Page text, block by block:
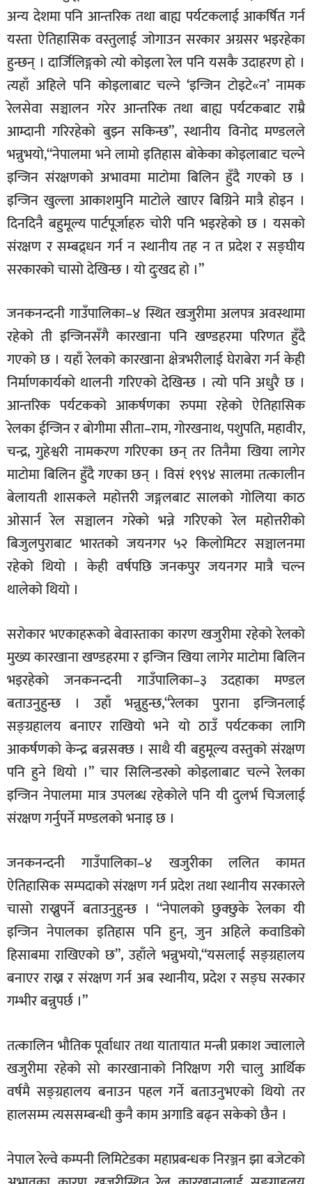
अन्य देशमा पनि आन्तरिक तथा बाह्य पर्यटकलाई आकर्षित गर्न
यस्ता ऐतिहासिक वस्तुलाई जोगाउन सरकार अग्रसर भइरहेका
हुन्छन् । दार्जिलिङ्गको त्यो कोइला रेल पनि यसकै उदाहरण हो ।
त्यहाँ अहिले पनि कोइलाबाट चल्ने ‘इन्जिन टोइटे«न’ नामक
रेलसेवा सञ्चालन गरेर आन्तरिक तथा बाह्य पर्यटकबाट राम्रै
आम्दानी गरिरहेको बुझ्न सकिन्छ”, स्थानीय विनोद मण्डलले
भन्नुभयो,“नेपालमा भने लामो इतिहास बोकेका कोइलाबाट चल्ने
इन्जिन संरक्षणको अभावमा माटोमा बिलिन हुँदै गएको छ ।
इन्जिन खुल्ला आकाशमुनि माटोले खाएर बिग्रिने मात्रै होइन ।
दिनदिनै बहुमूल्य पार्टपूर्जाहरु चोरी पनि भइरहेको छ । यसको
संरक्षण र सम्बद्र्धन गर्न न स्थानीय तह न त प्रदेश र सङ्घीय
सरकारको चासो देखिन्छ । यो दुःखद हो ।”
जनकनन्दनी गाउँपालिका–४ स्थित खजुरीमा अलपत्र अवस्थामा
रहेको ती इन्जिनसँगै कारखाना पनि खण्डहरमा परिणत हुँदै
गएको छ । यहाँ रेलको कारखाना क्षेत्रभरीलाई घेराबेरा गर्न केही
निर्माणकार्यको थालनी गरिएको देखिन्छ । त्यो पनि अधुरै छ ।
आन्तरिक पर्यटकको आकर्षणका रुपमा रहेको ऐतिहासिक
रेलका ईन्जिन र बोगीमा सीता–राम, गोरखनाथ, पशुपति, महावीर,
चन्द्र, गुहेश्वरी नामकरण गरिएका छन् तर तिनैमा खिया लागेर
माटोमा बिलिन हुँदै गएका छन् । विसं १९९४ सालमा तत्कालीन
बेलायती शासकले महोत्तरी जङ्गलबाट सालको गोलिया काठ
ओसार्न रेल सञ्चालन गरेको भन्ने गरिएको रेल महोत्तरीको
बिजुलपुराबाट भारतको जयनगर ५२ किलोमिटर सञ्चालनमा
रहेको थियो । केही वर्षपछि जनकपुर जयनगर मात्रै चल्न
थालेको थियो ।
सरोकार भएकाहरूको बेवास्ताका कारण खजुरीमा रहेको रेलको
मुख्य कारखाना खण्डहरमा र इन्जिन खिया लागेर माटोमा बिलिन
भइरहेको जनकनन्दनी गाउँपालिका–३ उदहाका मण्डल
बताउनुहुन्छ । उहाँ भन्नुहुन्छ,“रेलका पुराना इन्जिनलाई
सङ्ग्रहालय बनाएर राखियो भने यो ठाउँ पर्यटकका लागि
आकर्षणको केन्द्र बन्नसक्छ । साथै यी बहुमूल्य वस्तुको संरक्षण
पनि हुने थियो ।” चार सिलिन्डरको कोइलाबाट चल्ने रेलका
इन्जिन नेपालमा मात्र उपलब्ध रहेकोले पनि यी दुलर्भ चिजलाई
संरक्षण गर्नुपर्ने मण्डलको भनाइ छ ।
जनकनन्दनी गाउँपालिका–४ खजुरीका ललित कामत
ऐतिहासिक सम्पदाको संरक्षण गर्न प्रदेश तथा स्थानीय सरकारले
चासो राख्नुपर्ने बताउनुहुन्छ । “नेपालको छुक्छुके रेलका यी
इन्जिन नेपालका इतिहास पनि हुन्, जुन अहिले कवाडिको
हिसाबमा राखिएको छ”, उहाँले भन्नुभयो,“यसलाई सङ्ग्रहालय
बनाएर राख्न र संरक्षण गर्न अब स्थानीय, प्रदेश र सङ्घ सरकार
गम्भीर बन्नुपर्छ ।”
तत्कालिन भौतिक पूर्वाधार तथा यातायात मन्त्री प्रकाश ज्वालाले
खजुरीमा रहेको सो कारखानाको निरिक्षण गरी चालु आर्थिक
वर्षमै सङ्ग्रहालय बनाउन पहल गर्ने बताउनुभएको थियो तर
हालसम्म त्यससम्बन्धी कुनै काम अगाडि बढ्न सकेको छैन ।
नेपाल रेल्वे कम्पनी लिमिटेडका महाप्रबन्धक निरञ्जन झा बजेटको